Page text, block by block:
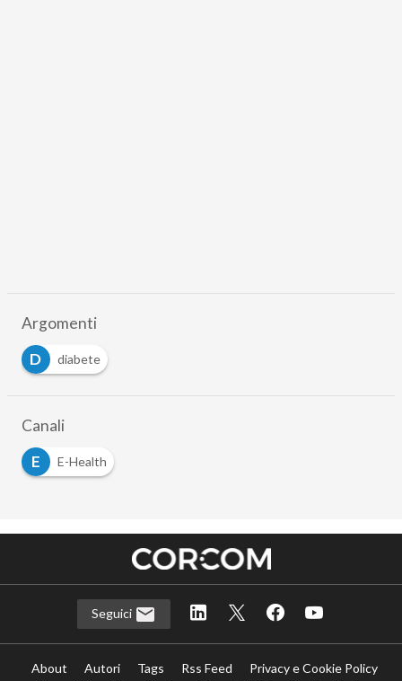
Argomenti
D
diabete
Canali
E
E-Health
Seguici
About Autori Tags Rss Feed
Privacy e Cookie Policy